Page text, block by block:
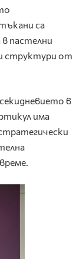
са
пастелни
структури от
в
има